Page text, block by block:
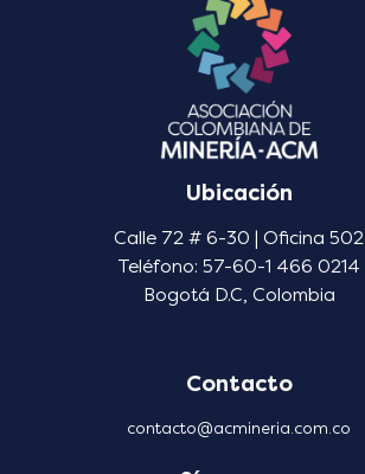
Ubicación
Calle 72 # 6-30 | Oficina 502
Teléfono: 57-60-1 466 0214
Bogotá D.C, Colombia
Contacto
contacto@acmineria.com.co